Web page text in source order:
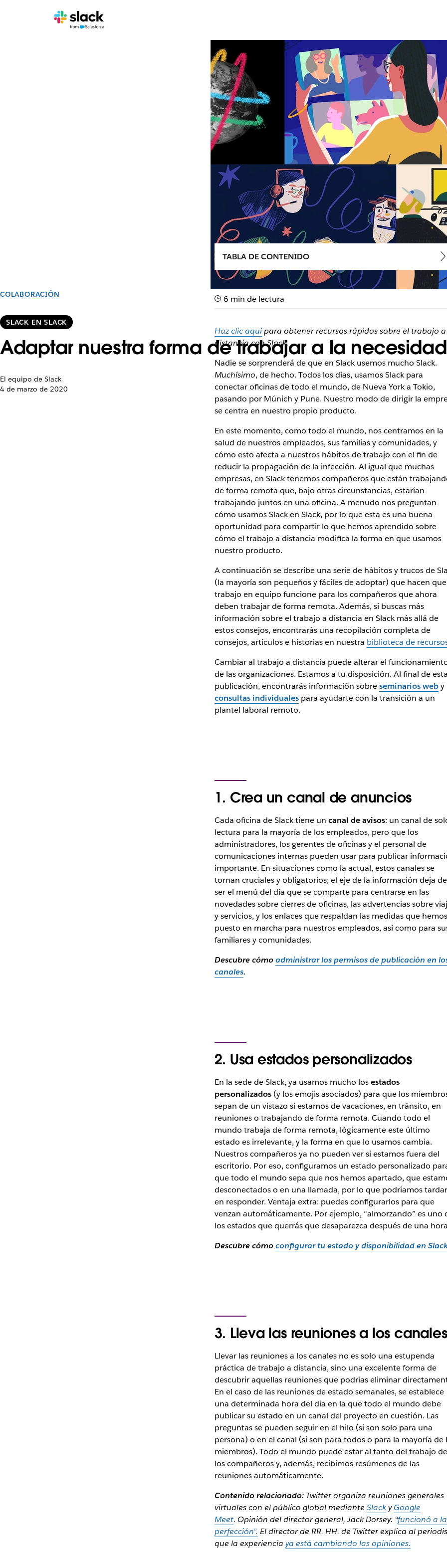
COLABORACIÓN
SLACK EN SLACK
Adaptar nuestra forma de trabajar a la
El equipo de Slack
4 de marzo de 2020
TABLA DE CONTENIDO
6 min de lectura
Haz clic aquípara obtener recursos rápidos sobre el trabajo a
distancia con Slack.
Nadie se sorprenderá de que en Slack usemos mucho Slack.
Muchísimo, de hecho. Todos los días, usamos Slack para
conectar oficinas de todo el mundo, de Nueva York a Tokio,
pasando por Múnich y Pune. Nuestro modo de dirigir la
se centra en nuestro propio producto.
En este momento, como todo el mundo, nos centramos en la
salud de nuestros empleados, sus familias y comunidades, y
cómo esto afecta a nuestros hábitos de trabajo con el fin de
reducir la propagación de la infección. Al igual que muchas
empresas, en Slack tenemos compañeros que están
de forma remota que, bajo otras circunstancias, estarían
trabajando juntos en una oficina. A menudo nos preguntan
cómo usamos Slack en Slack, por lo que esta es una buena
oportunidad para compartir lo que hemos aprendido sobre
cómo el trabajo a distancia modifica la forma en que usamos
nuestro producto.
A continuación se describe una serie de hábitos y trucos de
(la mayoría son pequeños y fáciles de adoptar) que hacen
trabajo en equipo funcione para los compañeros que ahora
deben trabajar de forma remota. Además, si buscas más
información sobre el trabajo a distancia en Slack más allá de
estos consejos, encontrarás una recopilación completa de
consejos, artículos e historias en nuestra biblioteca de
Cambiar al trabajo a distancia puede alterar el
de las organizaciones. Estamos a tu disposición. Al final de esta
publicación, encontrarás información sobreseminarios weby
consultas individualespara ayudarte con la transición a un
plantel laboral remoto.
1. Crea un canal de anuncios
Cada oficina de Slack tiene un canal de avisos: un canal de
lectura para la mayoría de los empleados, pero que los
administradores, los gerentes de oficinas y el personal de
comunicaciones internas pueden usar para publicar
importante. En situaciones como la actual, estos canales se
tornan cruciales y obligatorios; el eje de la información deja de
ser el menú del día que se comparte para centrarse en las
novedades sobre cierres de oficinas, las advertencias sobre
y servicios, y los enlaces que respaldan las medidas que hemos
puesto en marcha para nuestros empleados, así como para
familiares y comunidades.
Descubre cómoadministrar los permisos de publicación en
canales.
2. Usa estados personalizados
En la sede de Slack, ya usamos mucho losestados
personalizados(y los emojis asociados) para que los
sepan de un vistazo si estamos de vacaciones, en tránsito, en
reuniones o trabajando de forma remota. Cuando todo el
mundo trabaja de forma remota, lógicamente este último
estado es irrelevante, y la forma en que lo usamos cambia.
Nuestros compañeros ya no pueden ver si estamos fuera del
escritorio. Por eso, configuramos un estado personalizado
que todo el mundo sepa que nos hemos apartado, que
desconectados o en una llamada, por lo que podríamos tardar
en responder. Ventaja extra: puedes configurarlos para que
venzan automáticamente. Por ejemplo, “almorzando” es uno
los estados que querrás que desaparezca después de una
Descubre cómoconfigurar tu estado y disponibilidad en
3. Lleva las reuniones a los canales
Llevar las reuniones a los canales no es solo una estupenda
práctica de trabajo a distancia, sino una excelente forma de
descubrir aquellas reuniones que podrías eliminar
En el caso de las reuniones de estado semanales, se establece
una determinada hora del día en la que todo el mundo debe
publicar su estado en un canal del proyecto en cuestión. Las
preguntas se pueden seguir en el hilo (si son solo para una
persona) o en el canal (si son para todos o para la mayoría de
miembros). Todo el mundo puede estar al tanto del trabajo de
los compañeros y, además, recibimos resúmenes de las
reuniones automáticamente.
Contenido relacionado: Twitter organiza reuniones generales
virtuales con el público global mediante SlackyGoogle
Meet. Opinión del director general, Jack Dorsey: “funcionó a la
perfección”. El director de RR. HH. de Twitter explica al
que la experiencia ya está cambiando las opiniones.